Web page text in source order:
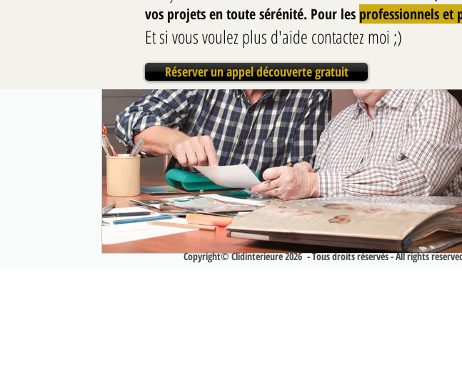
vos projets en toute sérénité. Pour les professionnels et
Et si vous voulez plus d'aide contactez moi ;)
Réserver un appel découverte gratuit
Copyright© Clidinterieure 2026 - Tous droits réservés - All rights